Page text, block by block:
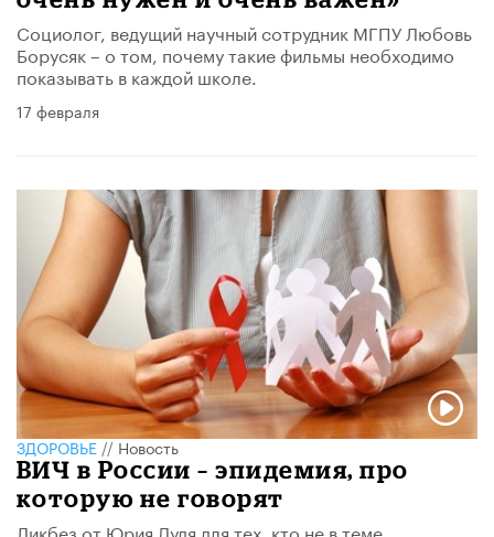
Социолог, ведущий научный сотрудник МГПУ Любовь
Борусяк – о том, почему такие фильмы необходимо
показывать в каждой школе.
17 февраля
ЗДОРОВЬЕ//Новость
ВИЧ в России – эпидемия, про
которую не говорят
Ликбез от Юрия Дудя для тех, кто не в теме.